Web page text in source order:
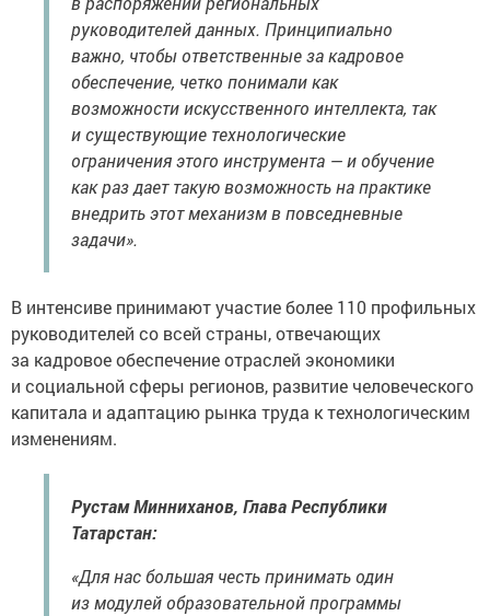
руководителей данных. Принципиально
важно, чтобы ответственные за кадровое
обеспечение, четко понимали как
возможности искусственного интеллекта, так
и существующие технологические
ограничения этого инструмента — и обучение
как раз дает такую возможность на практике
внедрить этот механизм в повседневные
задачи».
В интенсиве принимают участие более 110 профильных
руководителей со всей страны, отвечающих
за кадровое обеспечение отраслей экономики
и социальной сферы регионов, развитие человеческого
капитала и адаптацию рынка труда к технологическим
изменениям.
Рустам Минниханов, Глава Республики
Татарстан:
«Для нас большая честь принимать один
из модулей образовательной программы